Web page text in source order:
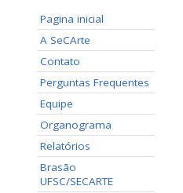
Pagina inicial
A SeCArte
Contato
Perguntas Frequentes
Equipe
Organograma
Relatórios
Brasão
UFSC/SECARTE